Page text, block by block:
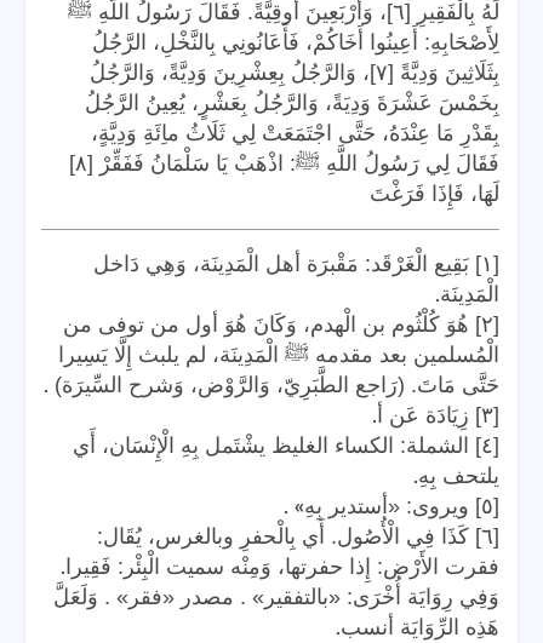
لَهُ بِالْفَقِيرِ [٦]، وَأَرْبَعِينَ أُوقِيَّةً. فَقَالَ رَسُولُ اللَّهِ ﷺ
لِأَصْحَابِهِ: أَعِينُوا أَخَاكُمْ، فَأَعَانُونِي بِالنَّخْلِ، الرَّجُلُ
بِثَلَاثِينَ وَدِيَّةً [٧]، وَالرَّجُلُ بِعِشْرِينَ وَدِيَّةً، وَالرَّجُلُ
بِخَمْسَ عَشْرَةَ وَدِيَةً، وَالرَّجُلُ بِعَشْرٍ، يُعِينُ الرَّجُلُ
بِقَدْرِ مَا عِنْدَهُ، حَتَّى اجْتَمَعَتْ لِي ثَلَاثُ ماِئَةِ وَدِيَّةٍ،
فَقَالَ لِي رَسُولُ اللَّهِ ﷺ: اذْهَبْ يَا سَلْمَانُ فَفَقِّرْ [٨]
لَهَا، فَإِذَا فَرَغْتَ
[١] بَقِيع الْغَرْقَد: مَقْبرَة أهل الْمَدِينَة، وَهِي دَاخل
الْمَدِينَة.
[٢] هُوَ كُلْثُوم بن الْهدم، وَكَانَ هُوَ أول من توفى من
الْمُسلمين بعد مقدمه ﷺ الْمَدِينَة، لم يلبث إِلَّا يَسِيرا
حَتَّى مَاتَ. (رَاجع الطَّبَرِيّ، وَالرَّوْض، وَشرح السِّيرَة) .
[٣] زِيَادَة عَن أ .
[٤] الشملة: الكساء الغليظ يشْتَمل بِهِ الْإِنْسَان، أَي
يلتحف بِهِ.
[٥] ويروى: «أستدير بِهِ » .
[٦] كَذَا فِي الْأُصُول. أَي بِالْحفرِ وبالغرس، يُقَال:
فقرت الأَرْض: إِذا حفرتها، وَمِنْه سميت الْبِئْر: فَقِيرا .
وَفِي رِوَايَة أُخْرَى: «بالتفقير» . مصدر «فقر» . وَلَعَلَّ
هَذِه الرِّوَايَة أنسب.